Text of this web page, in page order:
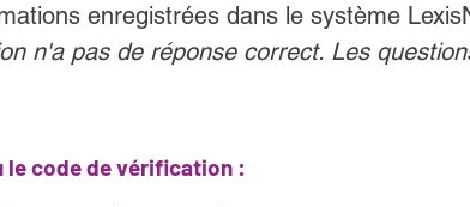
enregistrées dans le système
n'a pas de réponse correct. Les
le code de vérification :